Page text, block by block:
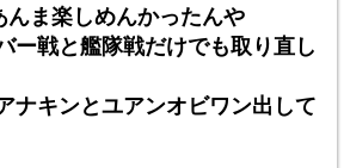
んま楽しめんかったんや
ー戦と艦隊戦だけでも取り直し
ナキンとユアンオビワン出して